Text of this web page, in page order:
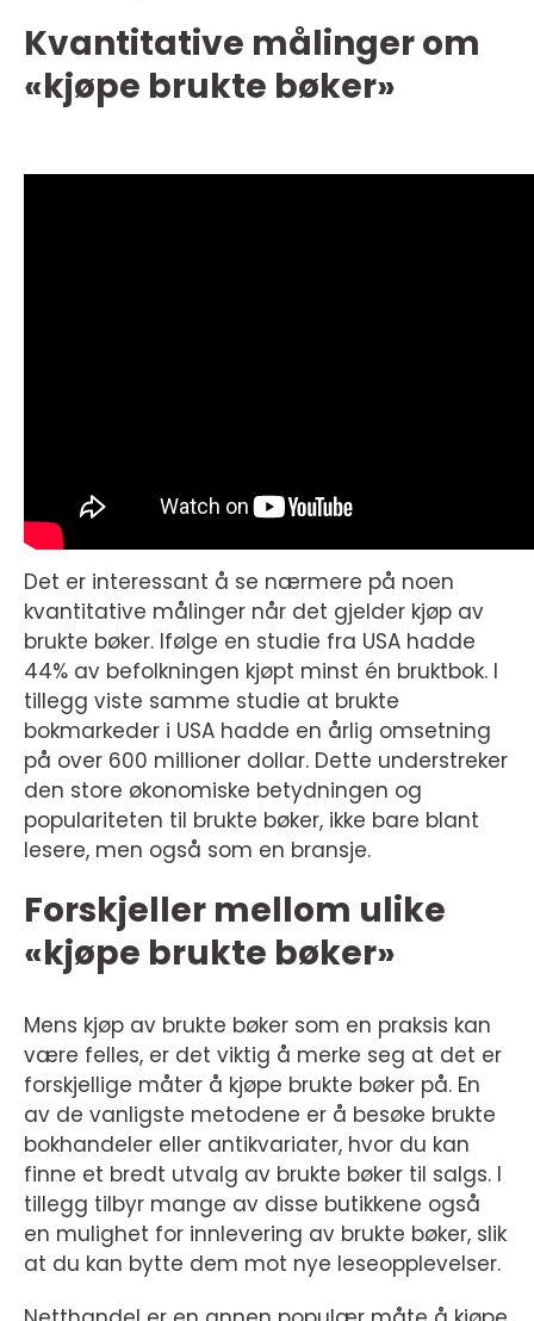
Kvantitative målinger om
«kjøpe brukte bøker»
Det er interessant å se nærmere på noen
kvantitative målinger når det gjelder kjøp av
brukte bøker. Ifølge en studie fra USA hadde
44% av befolkningen kjøpt minst én bruktbok. I
tillegg viste samme studie at brukte
bokmarkeder i USA hadde en årlig omsetning
på over 600 millioner dollar. Dette understreker
den store økonomiske betydningen og
populariteten til brukte bøker, ikke bare blant
lesere, men også som en bransje.
Forskjeller mellom ulike
«kjøpe brukte bøker»
Mens kjøp av brukte bøker som en praksis kan
være felles, er det viktig å merke seg at det er
forskjellige måter å kjøpe brukte bøker på. En
av de vanligste metodene er å besøke brukte
bokhandeler eller antikvariater, hvor du kan
finne et bredt utvalg av brukte bøker til salgs. I
tillegg tilbyr mange av disse butikkene også
en mulighet for innlevering av brukte bøker, slik
at du kan bytte dem mot nye leseopplevelser.